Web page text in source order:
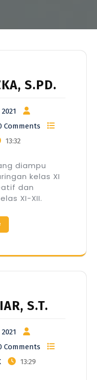
S.PD.
Comments
13:32
kelas XI
dan
XI-XII.
S.T.
Comments
13:29